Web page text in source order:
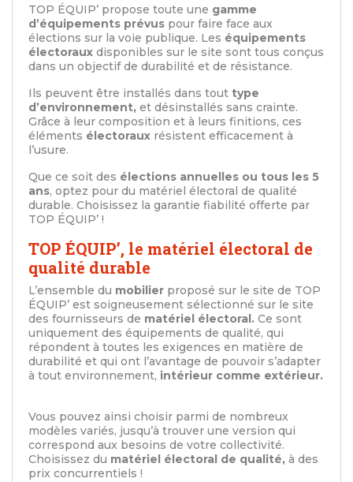
TOP ÉQUIP’ propose toute une gamme
d’équipements prévus pour faire face aux
élections sur la voie publique. Les équipements
électoraux disponibles sur le site sont tous conçus
dans un objectif de durabilité et de résistance.
Ils peuvent être installés dans tout type
d’environnement, et désinstallés sans crainte.
Grâce à leur composition et à leurs finitions, ces
éléments électoraux résistent efficacement à
l’usure.
Que ce soit des élections annuelles ou tous les 5
ans, optez pour du matériel électoral de qualité
durable. Choisissez la garantie fiabilité offerte par
TOP ÉQUIP’ !
TOP ÉQUIP’, le matériel électoral de
qualité durable
L’ensemble du mobilier proposé sur le site de TOP
ÉQUIP’ est soigneusement sélectionné sur le site
des fournisseurs de matériel électoral. Ce sont
uniquement des équipements de qualité, qui
répondent à toutes les exigences en matière de
durabilité et qui ont l’avantage de pouvoir s’adapter
à tout environnement, intérieur comme extérieur.
Vous pouvez ainsi choisir parmi de nombreux
modèles variés, jusqu’à trouver une version qui
correspond aux besoins de votre collectivité.
Choisissez du matériel électoral de qualité, à des
prix concurrentiels !